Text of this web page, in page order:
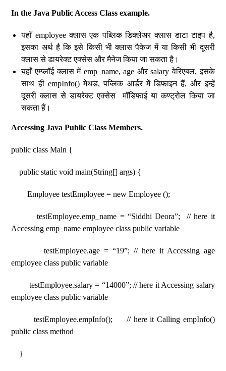
In the Java Public Access Class example.
यहाँ employee क्लास एक पब्लिक डिक्लेअर क्लास डाटा टाइप है,
इसका अर्थ है कि इसे किसी भी क्लास पैकेज में या किसी भी दूसरी
क्लास से डायरेक्ट एक्सेस और मैनेज किया जा सकता है।
यहाँ एम्प्लॉई क्लास में emp_name, age और salary वेरिएबल, इसके
साथ ही empInfo() मेथड, पब्लिक आर्डर में डिफाइन हैं, और इन्हें
दूसरी क्लास से डायरेक्ट एक्सेस मॉडिफाई या कण्ट्रोल किया जा
सकता हैं।
Accessing Java Public Class Members.
public class Main {
public static void main(String[] args) {
Employee testEmployee = new Employee ();
testEmployee.emp_name = “Siddhi Deora”; // here it
Accessing emp_name employee class public variable
testEmployee.age = “19”; // here it Accessing age
employee class public variable
testEmployee.salary = “14000”; // here it Accessing salary
employee class public variable
testEmployee.empInfo(); // here it Calling empInfo()
public class method
}